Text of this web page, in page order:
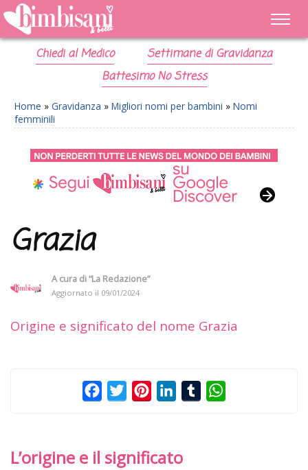
Chiedi al Medico
Settimane di Gravidanza
Battesimo No Stress
Home » Gravidanza » Migliori nomi per bambini » Nomi
femminili
Grazia
A cura di“La Redazione”
Aggiornato il 09/01/2024
Origine e significato del nome Grazia
FacebookTwitterPinterestLinkedInTumblr
L’origine e il significato